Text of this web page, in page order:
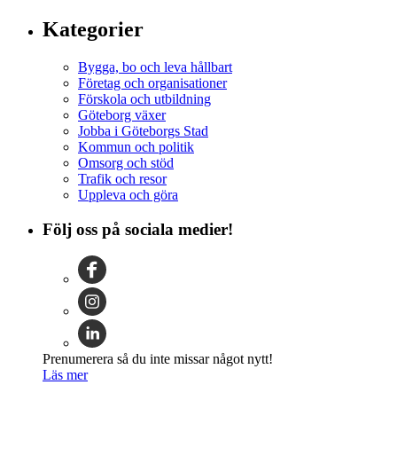
Kategorier
Bygga, bo och leva hållbart
Företag och organisationer
Förskola och utbildning
Göteborg växer
Jobba i Göteborgs Stad
Kommun och politik
Omsorg och stöd
Trafik och resor
Uppleva och göra
Följ oss på sociala medier!
Prenumerera så du inte missar något nytt!
Läs mer